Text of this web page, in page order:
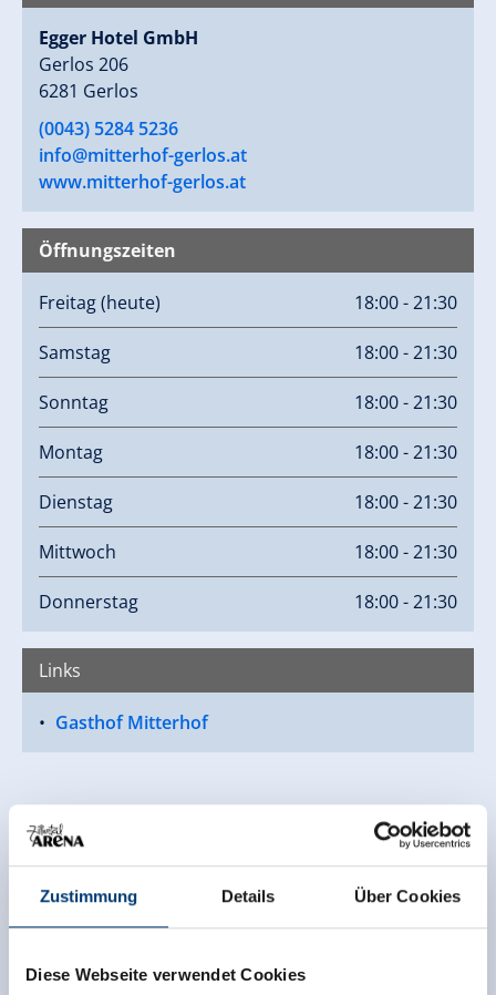
Zustimmung Details Über Cookies
Diese Webseite verwendet Cookies
Egger Hotel GmbH
Gerlos 206
6281 Gerlos
(0043) 5284 5236
info@mitterhof-gerlos.at
www.mitterhof-gerlos.at
Öffnungszeiten
Freitag(heute) 18:00 - 21:30
Samstag 18:00 - 21:30
Sonntag 18:00 - 21:30
Montag 18:00 - 21:30
Dienstag 18:00 - 21:30
Mittwoch 18:00 - 21:30
Donnerstag 18:00 - 21:30
Links
Gasthof Mitterhof